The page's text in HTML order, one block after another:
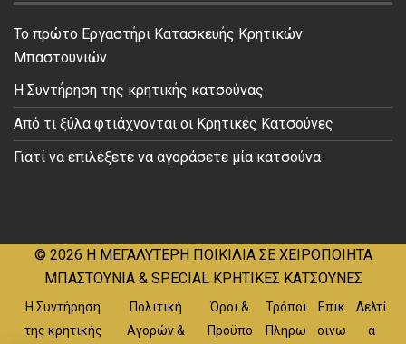
Το πρώτο Εργαστήρι Κατασκευής Κρητικών
Μπαστουνιών
Η Συντήρηση της κρητικής κατσούνας
Από τι ξύλα φτιάχνονται οι Κρητικές Κατσούνες
Γιατί να επιλέξετε να αγοράσετε μία κατσούνα
© 2026 Η ΜΕΓΑΛΥΤΕΡΗ ΠΟΙΚΙΛΙΑ ΣΕ ΧΕΙΡΟΠΟΙΗΤΑ
ΜΠΑΣΤΟΥΝΙΑ & SPECIAL ΚΡΗΤΙΚΕΣ ΚΑΤΣΟΥΝΕΣ
Η Συντήρηση
της κρητικής
Πολιτική
Αγορών &
Όροι &
Προϋπο
Τρόποι
Πληρω
Επικ
οινω
Δελτί
α